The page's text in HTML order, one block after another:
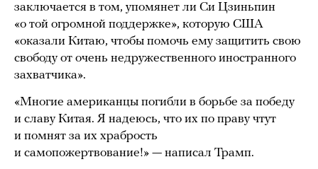
заключается в том, упомянет ли Си Цзиньпин
«о той огромной поддержке», которую США
«оказали Китаю, чтобы помочь ему защитить свою
свободу от очень недружественного иностранного
захватчика».
«Многие американцы погибли в борьбе за победу
и славу Китая. Я надеюсь, что их по праву чтут
и помнят за их храбрость
и самопожертвование!» — написал Трамп.